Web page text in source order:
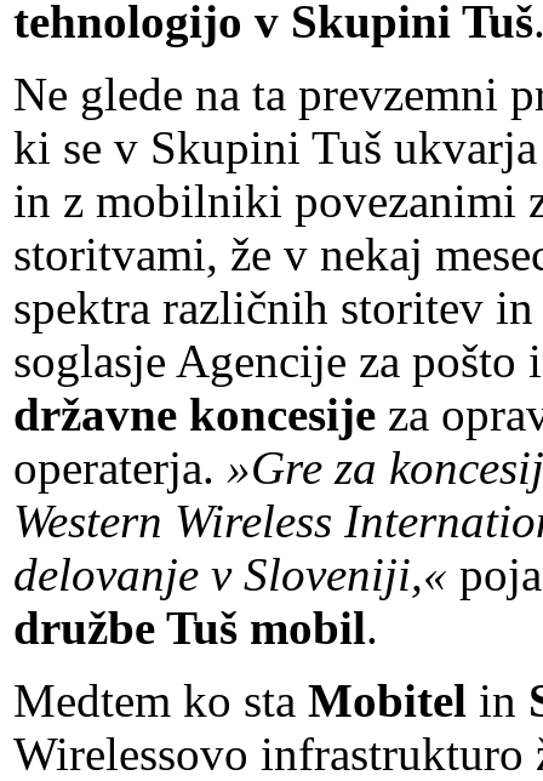
tehnologijo v Skupini Tuš
Ne glede na ta prevzemni
ki se v Skupini Tuš
in z mobilniki povezanimi
storitvami, že v nekaj
spektra različnih storitev
soglasje Agencije za
državne koncesije za
operaterja. »Gre za
Western Wireless
delovanje v Sloveniji,«
družbe Tuš mobil.
Medtem ko sta Mobitel in
Wirelessovo infrastrukturo